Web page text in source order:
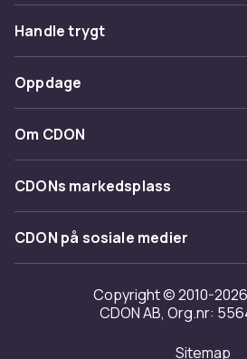
Vanlige spørsmål
Spor pakke
Angre & returner her
Kontakt oss
Handle trygt
Betaling
Levering
Tilbakekallinger
Oppdage
Kategorier
Varemerker
Om CDON
Om oss
Kundeanmeldelser
Jobbe på CDON
Investor relations
Tilgjengelighet
CDONs markedsplass
Merchant Help Center
CDON på sosiale medier
Copyright © 2010-2026
CDON AB, Org.nr:
Sitemap